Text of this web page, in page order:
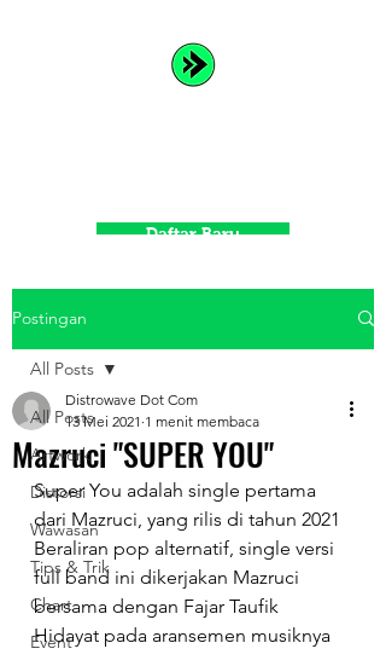
Daftar Baru
Postingan
All Posts
Artwork
Distorsi
Wawasan
Tips & Trik
Chart
Event
All Posts
Mazruci "SUPER YOU"
Distrowave Dot Com
13 Mei 2021 1 menit membaca
Super You adalah single pertama
dari Mazruci, yang rilis di tahun 2021
Beraliran pop alternatif, single versi
full band ini dikerjakan Mazruci
bersama dengan Fajar Taufik
Hidayat pada aransemen musiknya